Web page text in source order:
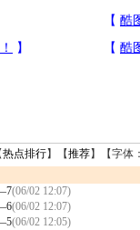
热点排行】【推荐】【字体
(06/02 12:07)
(06/02 12:07)
(06/02 12:05)